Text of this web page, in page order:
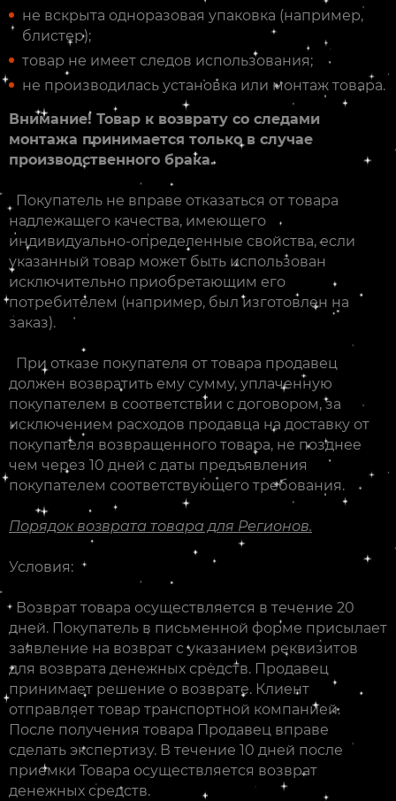
не вскрыта одноразовая упаковка (например,
блистер);
товар не имеет следов использования;
не производилась установка или монтаж товара.
Внимание! Товар к возврату со следами
монтажа принимается только в случае
производственного брака.
Покупатель не вправе отказаться от товара
надлежащего качества, имеющего
индивидуально-определенные свойства, если
указанный товар может быть использован
исключительно приобретающим его
потребителем (например, был изготовлен на
заказ).
При отказе покупателя от товара продавец
должен возвратить ему сумму, уплаченную
покупателем в соответствии с договором, за
исключением расходов продавца на доставку от
покупателя возвращенного товара, не позднее
чем через 10 дней с даты предъявления
покупателем соответствующего требования.
Порядок возврата товара для Регионов.
Условия:
Возврат товара осуществляется в течение 20
дней. Покупатель в письменной форме присылает
заявление на возврат с указанием реквизитов
для возврата денежных средств. Продавец
принимает решение о возврате. Клиент
отправляет товар транспортной компанией.
После получения товара Продавец вправе
сделать экспертизу. В течение 10 дней после
приемки Товара осуществляется возврат
денежных средств.